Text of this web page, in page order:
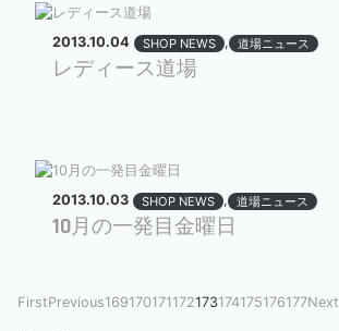
2013.10.04 SHOP NEWS , 道場ニュース
レディース道場
2013.10.03 SHOP NEWS , 道場ニュース
10月の一発目金曜日
FirstPrevious169170171 172173174175176177Next